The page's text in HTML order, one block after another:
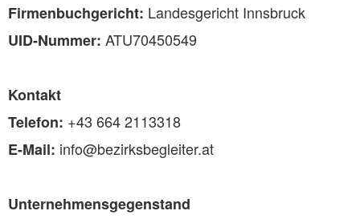
Firmenbuchgericht: Landesgericht Innsbruck
UID-Nummer: ATU70450549
Kontakt
Telefon: +43 664 2113318
E-Mail: info@bezirksbegleiter.at
Unternehmensgegenstand